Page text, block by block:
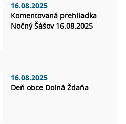
16.08.2025
Komentovaná prehliadka
Nočný Šášov 16.08.2025
16.08.2025
Deň obce Dolná Ždaňa